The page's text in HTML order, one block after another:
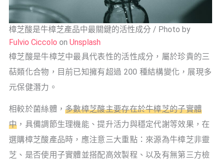
樟芝酸是牛樟芝產品中最關鍵的活性成分 / Photo by
Fulvio Ciccolo on Unsplash
樟芝酸是牛樟芝中最具代表性的活性成分，屬於珍貴的三
萜類化合物，目前已知擁有超過 200 種結構變化，展現多
元保健潛力。
相較於菌絲體，多數樟芝酸主要存在於牛樟芝的子實體
中 ，具備調節生理機能、提升活力與穩定代謝等效果，在
選購樟芝酸產品時，應注意三大重點：來源為牛樟芝非靈
芝、是否使用子實體並搭配高效製程、以及有無第三方檢